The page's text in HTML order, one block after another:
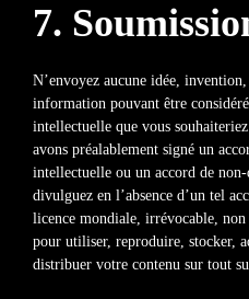
7.
N’envoyez aucune idée,
information pouvant être
intellectuelle que vous
avons préalablement signé un
intellectuelle ou un accord de
divulguez en l’absence d’un tel
licence mondiale, irrévocable,
pour utiliser, reproduire, stocker,
distribuer votre contenu sur tout